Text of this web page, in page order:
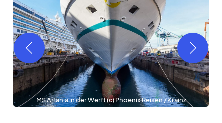
MS Arta­nia in der Werft (c) Phoe­nix Rei­sen /​ Krainz